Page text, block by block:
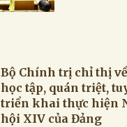
Bộ Chính trị chỉ thị
học tập, quán triệt,
triển khai thực hiện
hội XIV của Đảng